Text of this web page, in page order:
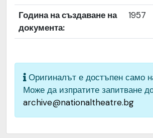
Качество на
изображението
Средно
Година на създаване на
документа:
1957
Оригиналът е достъпен само
Може да изпратите запитване
archive@nationaltheatre.bg